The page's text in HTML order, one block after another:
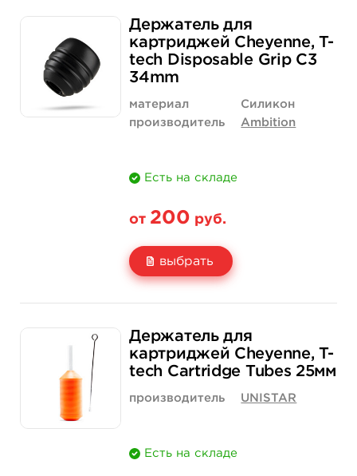
Количество
200 руб.
купить нет на складе
Держатель для
картриджей Cheyenne, T-
tech Disposable Grip C3
34mm
материал
Силикон
производитель
Ambition
Есть на складе
от 200 руб.
выбрать
Количество
200 руб.
купить купить
Держатель для
картриджей Cheyenne, T-
tech Cartridge Tubes 25мм
производитель UNISTAR
Есть на складе